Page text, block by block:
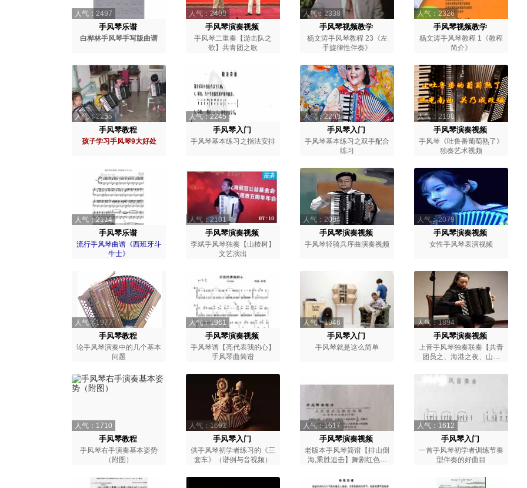
人气：2497
手风琴乐谱
白桦林手风琴手写版曲谱
人气：2408
手风琴演奏视频
手风琴二重奏【游击队之
歌】共青团之歌
人气：2338
手风琴视频教学
杨文涛手风琴教程 23《左
手旋律性伴奏》
人气：2326
手风琴视频教学
杨文涛手风琴教程 1《教程
简介》
人气：2255
手风琴教程
孩子学习手风琴9大好处
人气：2245
手风琴入门
手风琴基本练习之指法安排
人气：2208
手风琴入门
手风琴基本练习之双手配合
练习
人气：2190
手风琴演奏视频
手风琴《吐鲁番葡萄熟了》
独奏艺术视频
人气：2114
手风琴乐谱
流行手风琴曲谱《西班牙斗
牛士》
人气：2101
手风琴演奏视频
李斌手风琴独奏【山楂树】
文艺演出
人气：2094
手风琴演奏视频
手风琴轻骑兵序曲演奏视频
人气：2079
手风琴演奏视频
女性手风琴表演视频
人气：1977
手风琴教程
论手风琴演奏中的几个基本
问题
人气：1961
手风琴演奏视频
手风琴谱【亮代表我的心】
手风琴曲简谱
人气：1946
手风琴入门
手风琴就是这么简单
人气：1894
手风琴演奏视频
上音手风琴独奏联奏【共青
团员之、海港之夜、山楂
人气：1710
手风琴教程
手风琴右手演奏基本姿势
（附图）
人气：1692
手风琴入门
供手风琴初学者练习的《三
套车》（谱例与音视频）
人气：1617
手风琴演奏视频
老版本手风琴简谱【排山倒
海,乘胜追击】舞剧红色娘
人气：1612
手风琴入门
一首手风琴初学者训练节奏
型伴奏的好曲目